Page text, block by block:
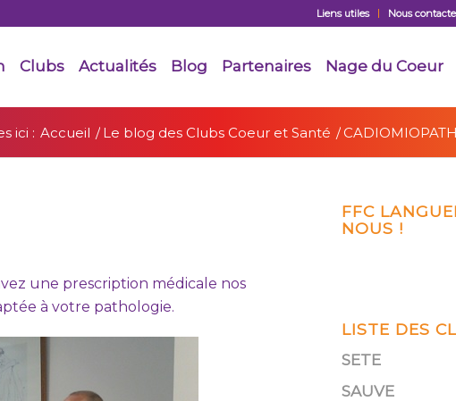
Liens utiles Nous
Clubs Actualités Blog Partenaires Nage du Coeur
ici : Accueil / Le blog des Clubs Coeur et Santé /
une prescription médicale nos
à votre pathologie.
FFC
NOUS !
LISTE DES
SETE
SAUVE